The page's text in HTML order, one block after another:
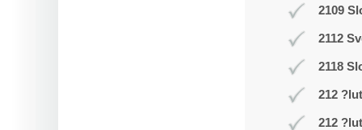
2109
2112
2118
212 ?lut
212 ?lut